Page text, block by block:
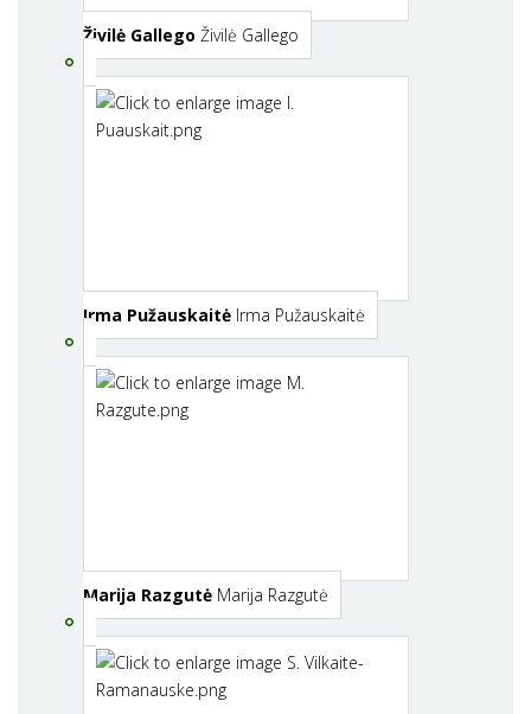
Živilė Gallego Živilė Gallego
Irma Pužauskaitė Irma Pužauskaitė
Marija Razgutė Marija Razgutė